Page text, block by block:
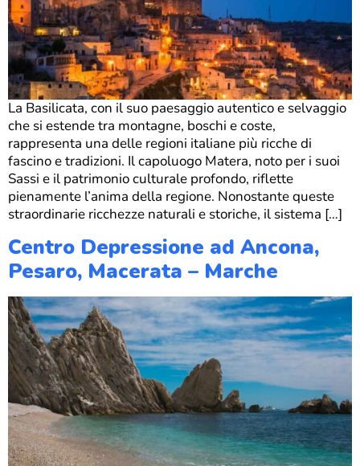
La Basilicata, con il suo paesaggio autentico e selvaggio
che si estende tra montagne, boschi e coste,
rappresenta una delle regioni italiane più ricche di
fascino e tradizioni. Il capoluogo Matera, noto per i suoi
Sassi e il patrimonio culturale profondo, riflette
pienamente l’anima della regione. Nonostante queste
straordinarie ricchezze naturali e storiche, il sistema […]
Centro Depressione ad Ancona,
Pesaro, Macerata – Marche